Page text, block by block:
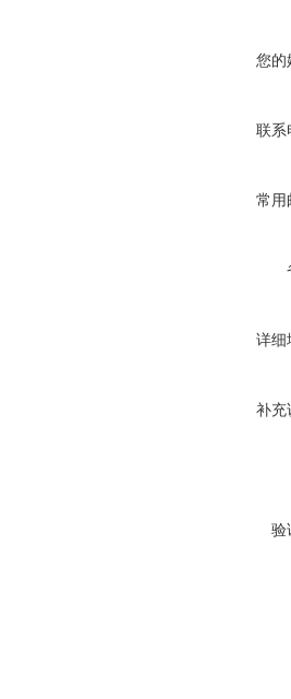
您的
联系
常用
详细
补充
验